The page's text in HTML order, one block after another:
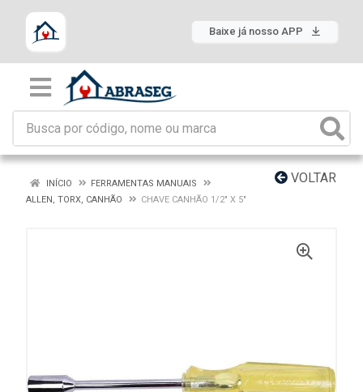
Baixe já nosso APP
VOLTAR
INÍCIO
FERRAMENTAS MANUAIS
ALLEN, TORX, CANHÃO
CHAVE CANHÃO 1/2" X 5"